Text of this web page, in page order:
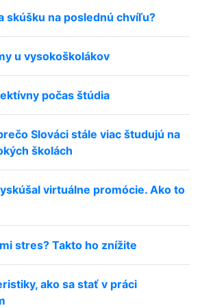
skúšku na poslednú chvíľu?
u vysokoškolákov
počas štúdia
Slováci stále viac študujú na
školách
virtuálne promócie. Ako to
stres? Takto ho znížite
ako sa stať v práci